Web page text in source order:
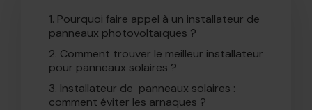
1. Pourquoi faire appel à un installateur de
panneaux photovoltaïques ?
2. Comment trouver le meilleur installateur
pour panneaux solaires ?
3. Installateur de panneaux solaires :
comment éviter les arnaques ?